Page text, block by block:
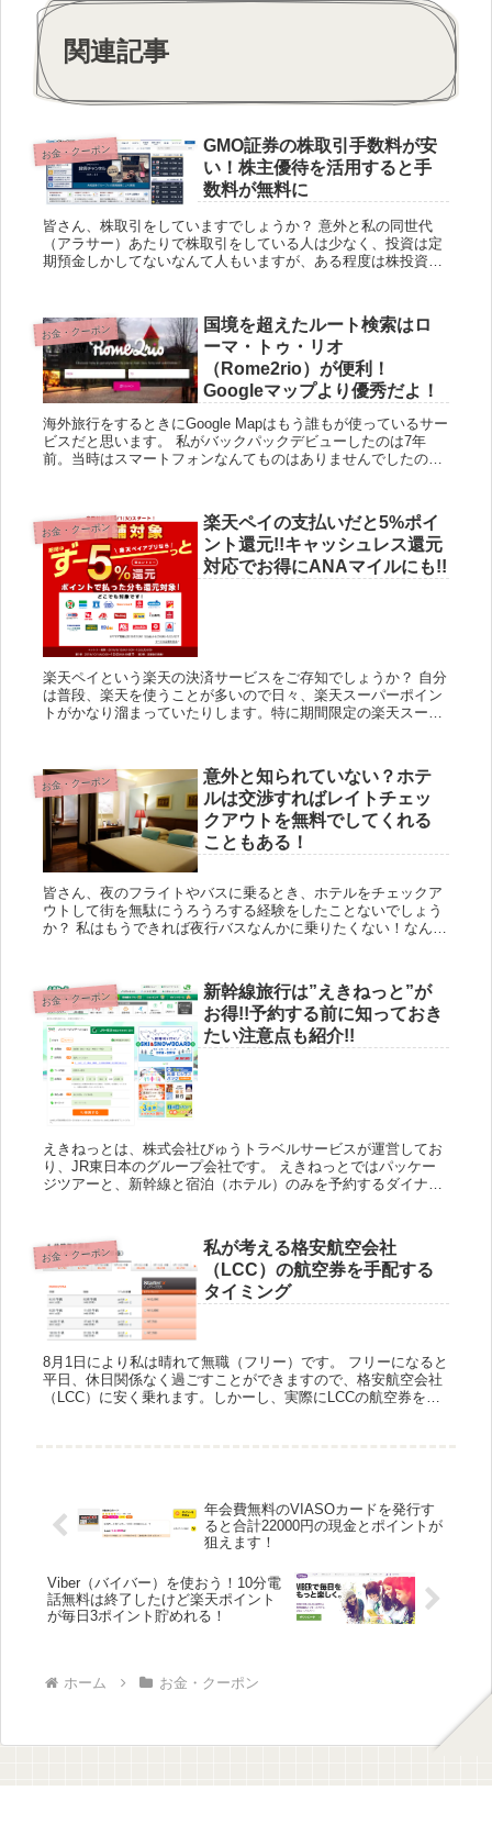
関連記事
お金・クーポン
GMO証券の株取引手数料が安
い！株主優待を活用すると手
数料が無料に
皆さん、株取引をしていますでしょうか？ 意外と私の同世代
（アラサー）あたりで株取引をしている人は少なく、投資は定
期預金しかしてないなんて人もいますが、ある程度は株投資を
お金・クーポン
国境を超えたルート検索はロ
ーマ・トゥ・リオ
（Rome2rio）が便利！
Googleマップより優秀だよ！
海外旅行をするときにGoogle Mapはもう誰もが使っているサー
ビスだと思います。 私がバックパックデビューしたのは7年
前。当時はスマートフォンなんてものはありませんでしたので
お金・クーポン
楽天ペイの支払いだと5%ポイ
ント還元!!キャッシュレス還元
対応でお得にANAマイルにも!!
楽天ペイという楽天の決済サービスをご存知でしょうか？ 自分
は普段、楽天を使うことが多いので日々、楽天スーパーポイン
トがかなり溜まっていたりします。特に期間限定の楽天スーパ
お金・クーポン
意外と知られていない？ホテ
ルは交渉すればレイトチェッ
クアウトを無料でしてくれる
こともある！
皆さん、夜のフライトやバスに乗るとき、ホテルをチェックア
ウトして街を無駄にうろうろする経験をしたことないでしょう
か？ 私はもうできれば夜行バスなんかに乗りたくない！なんて
お金・クーポン
新幹線旅行は”えきねっと”が
お得!!予約する前に知っておき
たい注意点も紹介!!
えきねっとは、株式会社びゅうトラベルサービスが運営してお
り、JR東日本のグループ会社です。 えきねっとではパッケー
ジツアーと、新幹線と宿泊（ホテル）のみを予約するダイナミ
お金・クーポン
私が考える格安航空会社
（LCC）の航空券を手配する
タイミング
8月1日により私は晴れて無職（フリー）です。 フリーになると
平日、休日関係なく過ごすことができますので、格安航空会社
（LCC）に安く乗れます。しかーし、実際にLCCの航空券を最
年会費無料のVIASOカードを発行す
ると合計22000円の現金とポイントが
狙えます！
Viber（バイバー）を使おう！10分電
話無料は終了したけど楽天ポイント
が毎日3ポイント貯めれる！
ホーム お金・クーポン